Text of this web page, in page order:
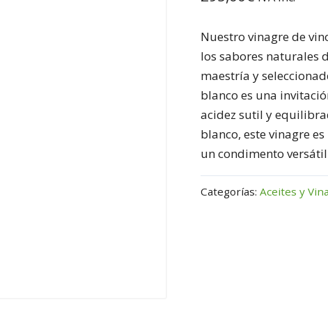
Nuestro vinagre de
los sabores naturales
maestría y
blanco es una
acidez sutil y
blanco, este vinagre
un condimento
Categorías: Aceites y